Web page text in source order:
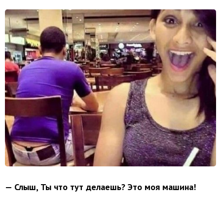
— Слыш, Ты что тут делаешь? Это моя машина!